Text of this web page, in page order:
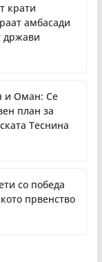
крати
амбасади
држави
и Оман: Се
план за
Теснина
со победа
првенство